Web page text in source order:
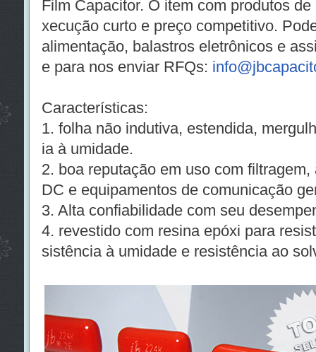
Film Capacitor. O item com produtos
xecução curto e preço competitivo.
alimentação, balastros eletrônicos e
e para nos enviar RFQs:
Características:
1. folha não indutiva, estendida,
ia à umidade.
2. boa reputação em uso com
DC e equipamentos de comunicação
3. Alta confiabilidade com seu
4. revestido com resina epóxi para
sistência à umidade e resistência ao